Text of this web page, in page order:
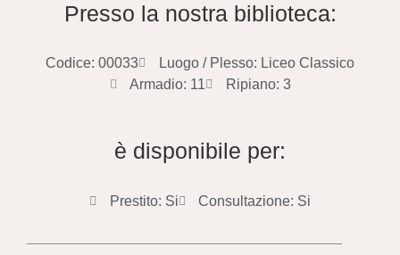
Presso la nostra biblioteca:
Codice: 00033
Luogo / Plesso: Liceo Classico
Armadio: 11
Ripiano: 3
è disponibile per:
Prestito: Si Consultazione: Si